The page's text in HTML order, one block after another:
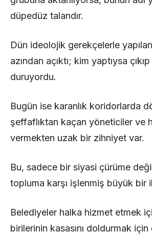
düpedüz talandır.
Dün ideolojik gerekçelerle
azından açıktı; kim yaptıysa
duruyordu.
Bugün ise karanlık koridorlarda
şeffaflıktan kaçan yöneticiler ve
vermekten uzak bir zihniyet var.
Bu, sadece bir siyasi çürüme
topluma karşı işlenmiş büyük bir
Belediyeler halka hizmet etmek
birilerinin kasasını doldurmak için